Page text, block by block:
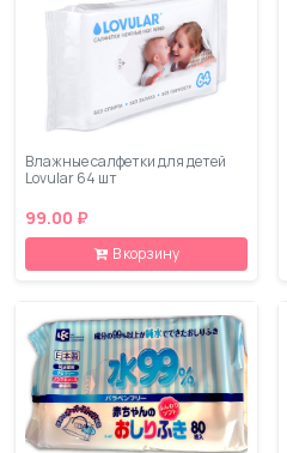
Влажные салфетки для детей
Lovular 64 шт
99.00 ₽
В корзину